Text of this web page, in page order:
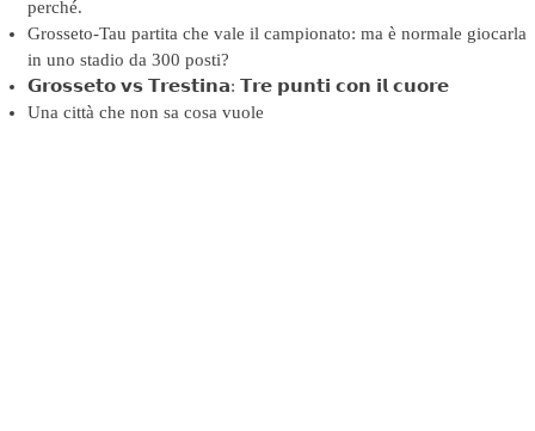
perché.
Grosseto-Tau partita che vale il campionato: ma è normale giocarla
in uno stadio da 300 posti?
𝗚𝗿𝗼𝘀𝘀𝗲𝘁𝗼 𝘃𝘀 𝗧𝗿𝗲𝘀𝘁𝗶𝗻𝗮: 𝗧𝗿𝗲 𝗽𝘂𝗻𝘁𝗶 𝗰𝗼𝗻 𝗶𝗹 𝗰𝘂𝗼𝗿𝗲
Una città che non sa cosa vuole